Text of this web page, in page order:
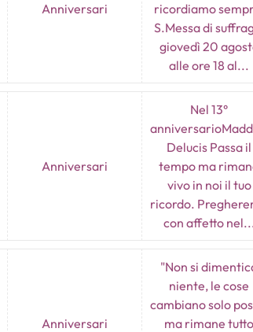
Anniversari
ricordiamo
S.Messa di
giovedì 20
alle ore 18 al...
Anniversari
Nel 13°
Delucis Passa il
tempo ma
vivo in noi il tuo
ricordo.
con affetto
Anniversari
"Non si
niente, le cose
cambiano solo
ma rimane tutto